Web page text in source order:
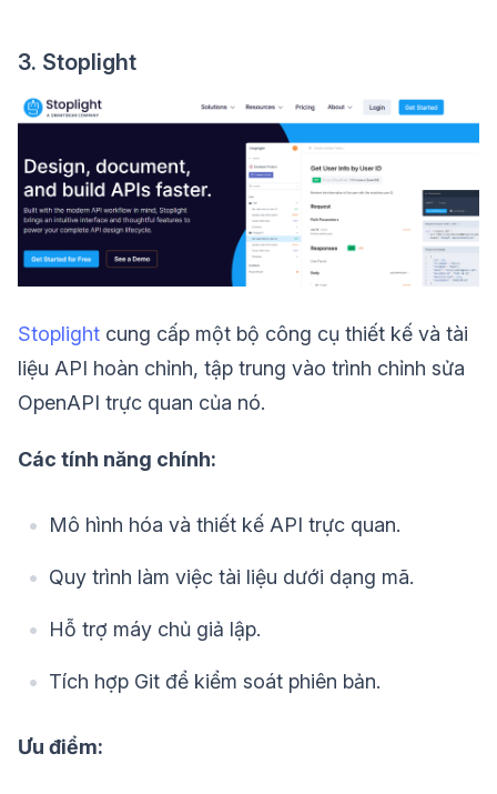
3. Stoplight
Stoplight cung cấp một bộ công cụ thiết kế và tài
liệu API hoàn chỉnh, tập trung vào trình chỉnh sửa
OpenAPI trực quan của nó.
Các tính năng chính:
Mô hình hóa và thiết kế API trực quan.
Quy trình làm việc tài liệu dưới dạng mã.
Hỗ trợ máy chủ giả lập.
Tích hợp Git để kiểm soát phiên bản.
Ưu điểm: